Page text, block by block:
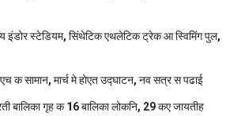
इंडोर स्‍टेडि‍यम, सिंथेटिक एथलेटिक ट्रेक आ स्विमिंग पुल,
क सामान, मार्च मे होएत उद्घाटन, नव सत्र स पढाई
बालिका गृह क 16 बालिका लोकनि, 29 कए जायतीह